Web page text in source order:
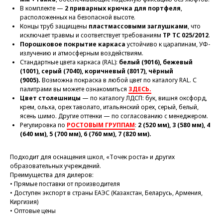
В комплекте — 2 приварных крючка для портфеля,
расположенных на безопасной высоте.
Концы труб защищены пластмассовыми заглушками, что
исключает травмы и соответствует требованиям ТР ТС 025/2012.
Порошковое покрытие каркаса устойчиво к царапинам, УФ-
излучению и атмосферным воздействиям.
Стандартные цвета каркаса (RAL): белый (9016), бежевый
(1001), серый (7040), коричневый (8017), чёрный
(9005). Возможна покраска в любой цвет по каталогу RAL. С
палитрами вы можете ознакомиться ЗДЕСЬ.
Цвет столешницы — по каталогу ЛДСП: бук, вишня оксфорд,
крем, ольха, орех таволато, итальянский орех, серый, белый,
ясень шимо. Другие оттенки — по согласованию с менеджером.
Регулировка по РОСТОВЫМ ГРУППАМ: 2 (520 мм), 3 (580 мм), 4
(640 мм), 5 (700 мм), 6 (760 мм), 7 (820 мм).
Подходит для оснащения школ, «Точек роста» и других
образовательных учреждений.
Преимущества для дилеров:
• Прямые поставки от производителя
• Доступен экспорт в страны ЕАЭС (Казахстан, Беларусь, Армения,
Киргизия)
• Оптовые цены